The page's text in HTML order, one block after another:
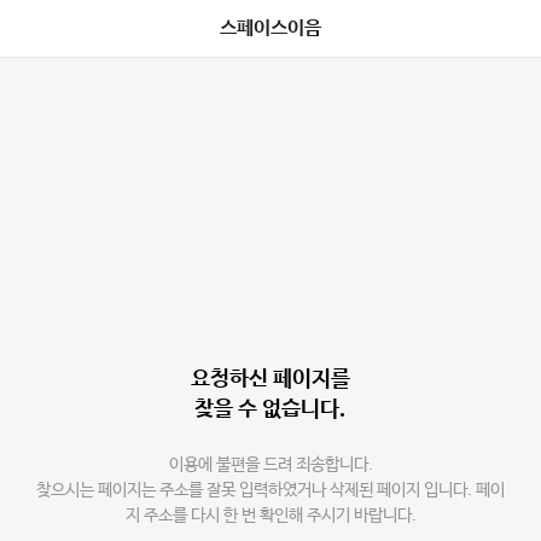
스페이스이음
요청하신 페이지를
찾을 수 없습니다.
이용에 불편을 드려 죄송합니다.
찾으시는 페이지는 주소를 잘못 입력하였거나 삭제된 페이지 입니다. 페이
지 주소를 다시 한 번 확인해 주시기 바랍니다.